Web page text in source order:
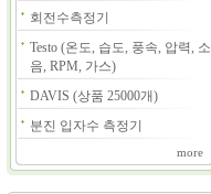
회전수측정기
Testo (온도, 습도, 풍속, 압력, 소
음, RPM, 가스)
DAVIS (상품 25000개)
분진 입자수 측정기
more